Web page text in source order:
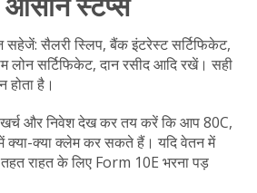
स्टेप्स
सैलरी स्लिप, बैंक इंटरेस्ट सर्टिफिकेट,
लोन सर्टिफिकेट, दान रसीद आदि रखें। सही
होता है।
खर्च और निवेश देख कर तय करें कि आप 80C,
क्या क्लेम कर सकते हैं। यदि वेतन में
राहत के लिए Form 10E भरना पड़